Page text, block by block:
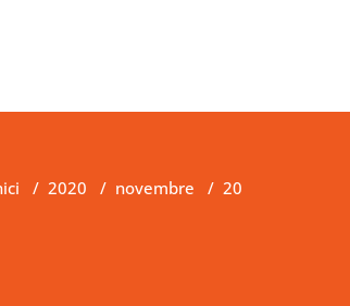
/ 2020 / novembre / 20